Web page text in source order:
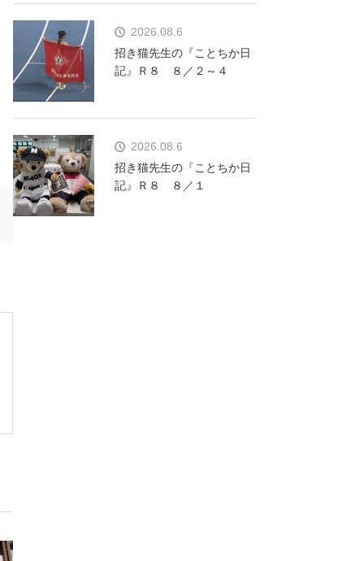
2026.08.6
招き猫先生の『ことちか日
記』Ｒ８ ８／２～４
2026.08.6
招き猫先生の『ことちか日
記』Ｒ８ ８／１